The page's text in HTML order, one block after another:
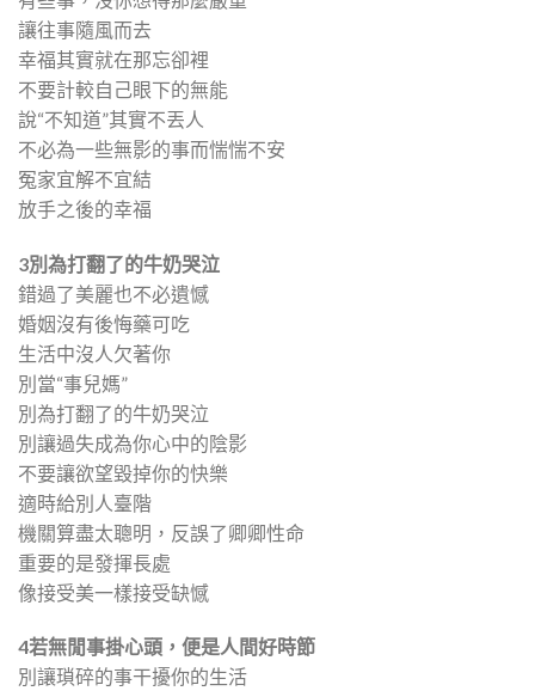
讓往事隨風而去
幸福其實就在那忘卻裡
不要計較自己眼下的無能
說“不知道”其實不丟人
不必為一些無影的事而惴惴不安
冤家宜解不宜結
放手之後的幸福
3別為打翻了的牛奶哭泣
錯過了美麗也不必遺憾
婚姻沒有後悔藥可吃
生活中沒人欠著你
別當“事兒媽”
別為打翻了的牛奶哭泣
別讓過失成為你心中的陰影
不要讓欲望毀掉你的快樂
適時給別人臺階
機關算盡太聰明，反誤了卿卿性命
重要的是發揮長處
像接受美一樣接受缺憾
4若無閒事掛心頭，便是人間好時節
別讓瑣碎的事干擾你的生活